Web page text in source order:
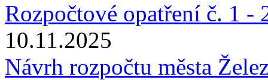
Rozpočtové opatření č. 1 -
10.11.2025
Návrh rozpočtu města